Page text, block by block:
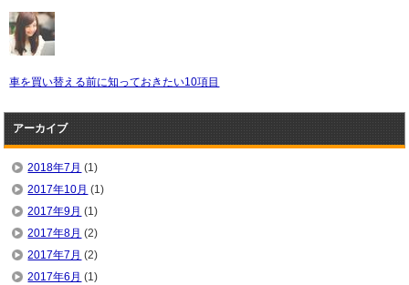
車を買い替える前に知っておきたい10項目
アーカイブ
2018年7月 (1)
2017年10月 (1)
2017年9月 (1)
2017年8月 (2)
2017年7月 (2)
2017年6月 (1)